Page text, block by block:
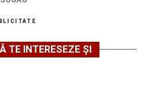
TE INTERESEZE ȘI